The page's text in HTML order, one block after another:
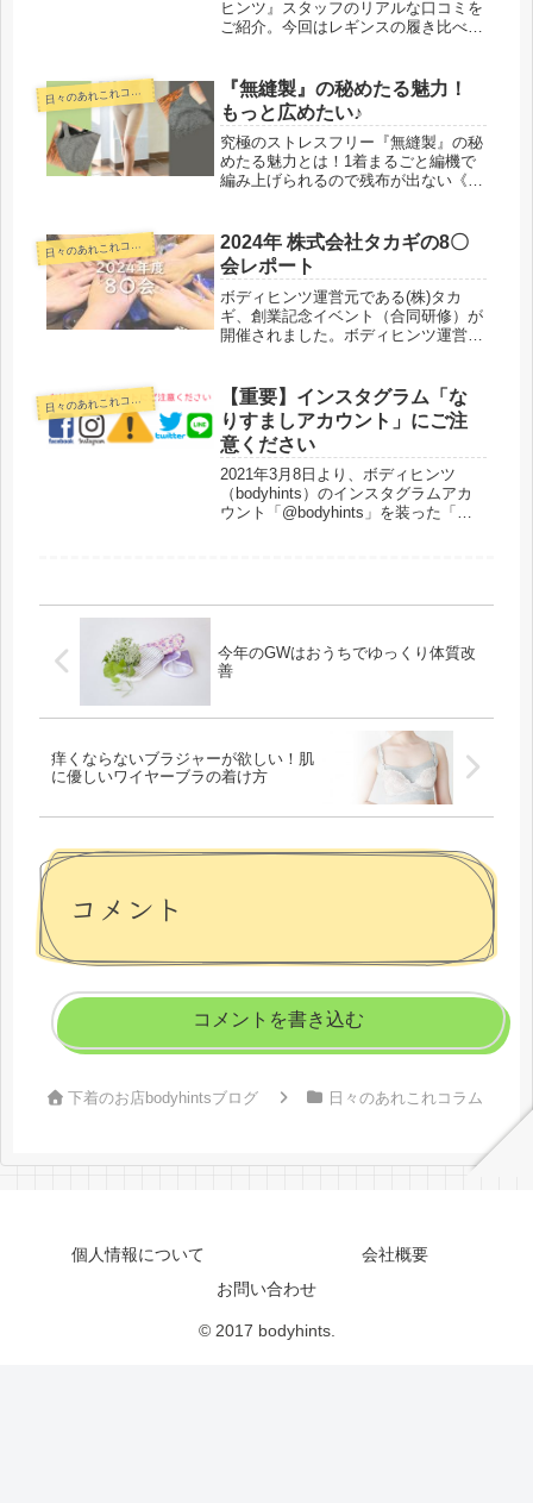
ヒンツ』スタッフのリアルな口コミを
ご紹介。今回はレギンスの履き比べを
しています。
日
々のあれこれコラム
『無縫製』の秘めたる魅力！
もっと広めたい♪
究極のストレスフリー『無縫製』の秘
めたる魅力とは！1着まるごと編機で
編み上げられるので残布が出ない《エ
ト®》の技術。オリジナルデータを作
成しながら生産していく様子はまさに
最新のテクノロジーを駆使した繊維の
3Dプリンターと言っても過言ではな
い。ファッション～介護まで、快適を
追求する『無縫製』シリーズ。
日
々のあれこれコラム
2024年 株式会社タカギの8〇
会レポート
ボディヒンツ運営元である(株)タカ
ギ、創業記念イベント（合同研修）が
開催されました。ボディヒンツ運営チ
します！
日
々のあれこれコラム
【重要】インスタグラム「な
りすましアカウント」にご注
意ください
2021年3月8日より、ボディヒンツ
（bodyhints）のインスタグラムアカ
ウント「@bodyhints」を装った「な
今年のGWはおうちでゆっくり体質改
善
痒くならないブラジャーが欲しい！肌
に優しいワイヤーブラの着け方
コメント
コメントを書き込む
下着のお店bodyhintsブログ 日々のあれこれコラム
個人情報について
会社概要
お問い合わせ
© 2017 bodyhints.